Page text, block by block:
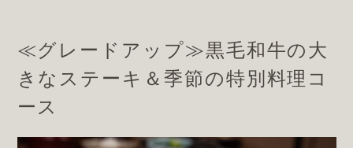
≪グレードアップ≫黒毛和牛の大
きなステーキ＆季節の特別料理コ
ース